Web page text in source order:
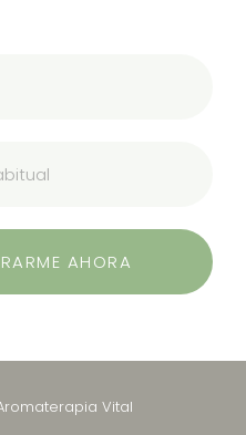
AHORA
Vital